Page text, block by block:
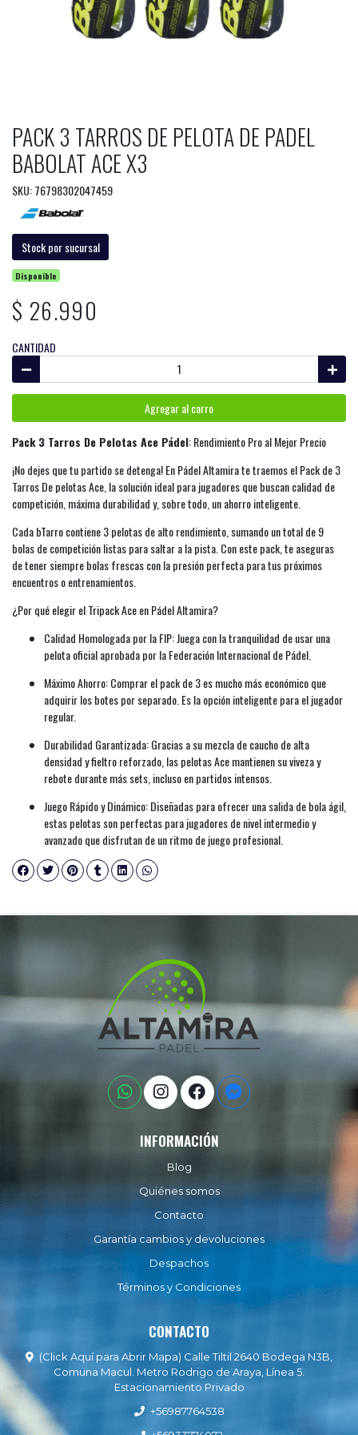
PACK 3 TARROS DE PELOTA DE PADEL
BABOLAT ACE X3
SKU: 76798302047459
Stock por sucursal
Disponible
$ 26.990
CANTIDAD
Agregar al carro
Pack 3 Tarros De Pelotas Ace Pádel: Rendimiento Pro al Mejor Precio
¡No dejes que tu partido se detenga! En Pádel Altamira te traemos el Pack de 3
Tarros De pelotas Ace, la solución ideal para jugadores que buscan calidad de
competición, máxima durabilidad y, sobre todo, un ahorro inteligente.
Cada bTarro contiene 3 pelotas de alto rendimiento, sumando un total de 9
bolas de competición listas para saltar a la pista. Con este pack, te aseguras
de tener siempre bolas frescas con la presión perfecta para tus próximos
encuentros o entrenamientos.
¿Por qué elegir el Tripack Ace en Pádel Altamira?
Calidad Homologada por la FIP: Juega con la tranquilidad de usar una
pelota oficial aprobada por la Federación Internacional de Pádel.
Máximo Ahorro: Comprar el pack de 3 es mucho más económico que
adquirir los botes por separado. Es la opción inteligente para el jugador
regular.
Durabilidad Garantizada: Gracias a su mezcla de caucho de alta
densidad y fieltro reforzado, las pelotas Ace mantienen su viveza y
rebote durante más sets, incluso en partidos intensos.
Juego Rápido y Dinámico: Diseñadas para ofrecer una salida de bola ágil,
estas pelotas son perfectas para jugadores de nivel intermedio y
avanzado que disfrutan de un ritmo de juego profesional.
INFORMACIÓN
Blog
Quiénes somos
Contacto
Garantía cambios y devoluciones
Despachos
Términos y Condiciones
CONTACTO
(Click Aquí para Abrir Mapa) Calle Tiltil 2640 Bodega N3B,
Comuna Macul. Metro Rodrigo de Araya, Línea 5.
Estacionamiento Privado
+56987764538